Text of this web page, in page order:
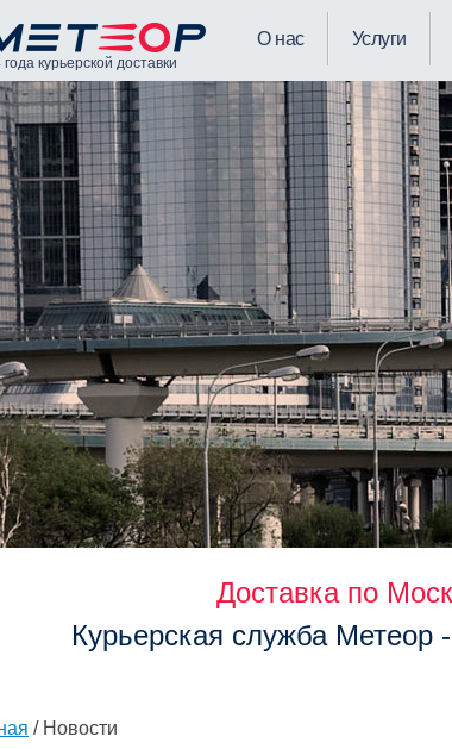
года курьерской доставки
О нас Услуги
Доставка по
Курьерская служба Метеор
/ Новости